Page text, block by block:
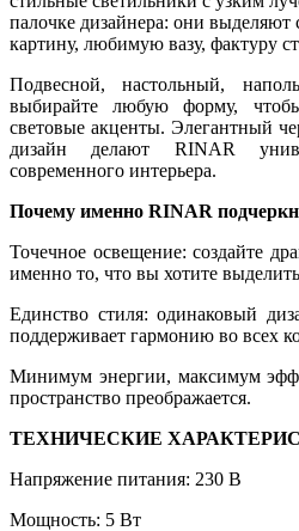
палочке дизайнера: они
картину, любимую вазу, фактуру
Подвесной, настольный,
выбирайте любую форму, чтобы
световые акценты. Элегантный
дизайн делают RINAR
современного интерьера.
Почему именно RINAR
Точечное освещение: создайте
именно то, что вы хотите
Единство стиля: одинаковый
поддерживает гармонию во всех
Минимум энергии, максимум
пространство преображается.
ТЕХНИЧЕСКИЕ
Напряжение питания: 230 В
Мощность: 5 Вт